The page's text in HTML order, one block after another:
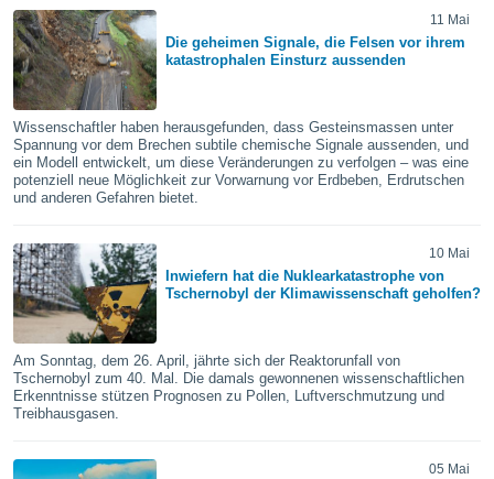
es uns
das
der
verfolgen
Profil zu
Ihnen
Weitere
finden
. Sie
jederzeit
Sie
11 Mai
Die geheimen Signale, die Felsen vor ihrem
katastrophalen Einsturz aussenden
Wissenschaftler haben herausgefunden, dass Gesteinsmassen unter
Spannung vor dem Brechen subtile chemische Signale aussenden, und
ein Modell entwickelt, um diese Veränderungen zu verfolgen – was eine
potenziell neue Möglichkeit zur Vorwarnung vor Erdbeben, Erdrutschen
und anderen Gefahren bietet.
10 Mai
Inwiefern hat die Nuklearkatastrophe von
Tschernobyl der Klimawissenschaft geholfen?
Am Sonntag, dem 26. April, jährte sich der Reaktorunfall von
Tschernobyl zum 40. Mal. Die damals gewonnenen wissenschaftlichen
Erkenntnisse stützen Prognosen zu Pollen, Luftverschmutzung und
Treibhausgasen.
05 Mai